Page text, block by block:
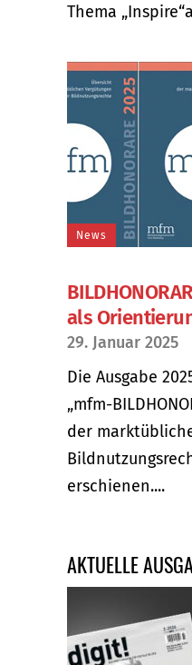
Thema
News
als
29. Januar 2025
Die Ausgabe
„mfm-
der
erschienen....
AKTUELLE